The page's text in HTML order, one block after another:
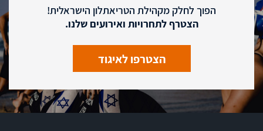
הפוך לחלק מקהילת הטריאתלון הישראלית!
הצטרף לתחרויות ואירועים שלנו.
הצטרפו לאיגוד